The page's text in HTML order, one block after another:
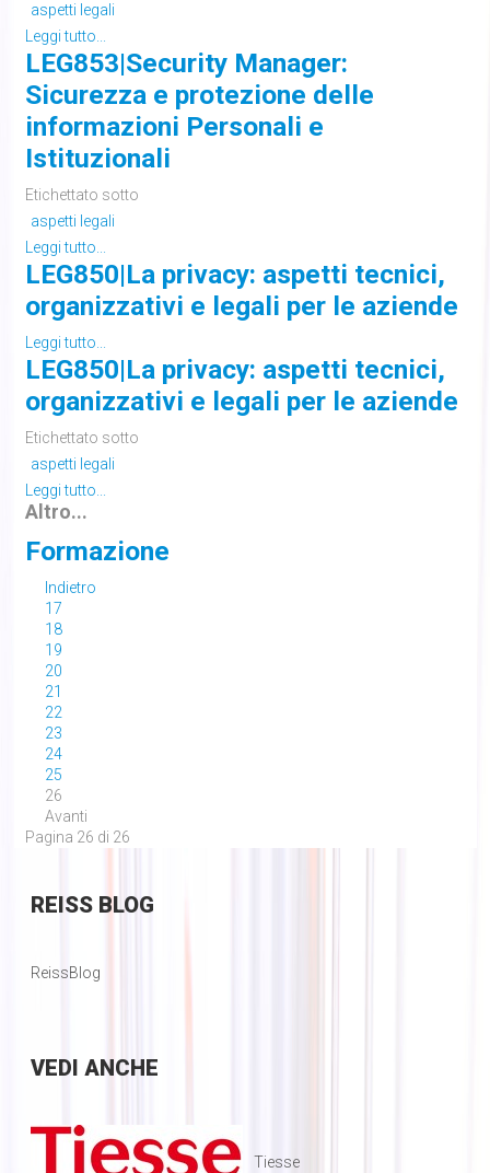
aspetti legali
Leggi tutto...
LEG853|Security Manager:
Sicurezza e protezione delle
informazioni Personali e
Istituzionali
Etichettato sotto
aspetti legali
Leggi tutto...
LEG850|La privacy: aspetti tecnici,
organizzativi e legali per le aziende
Leggi tutto...
LEG850|La privacy: aspetti tecnici,
organizzativi e legali per le aziende
Etichettato sotto
aspetti legali
Leggi tutto...
Altro...
Formazione
Indietro
17
18
19
20
21
22
23
24
25
26
Avanti
Pagina 26 di 26
REISSBLOG
ReissBlog
VEDI ANCHE
Tiesse